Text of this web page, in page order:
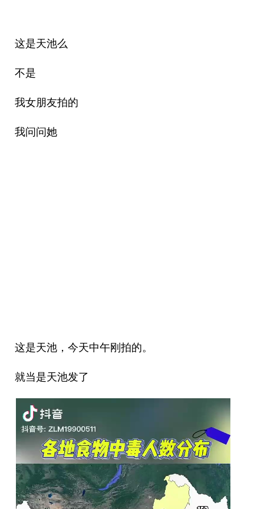
这是天池么
不是
我女朋友拍的
我问问她
这是天池，今天中午刚拍的。
就当是天池发了